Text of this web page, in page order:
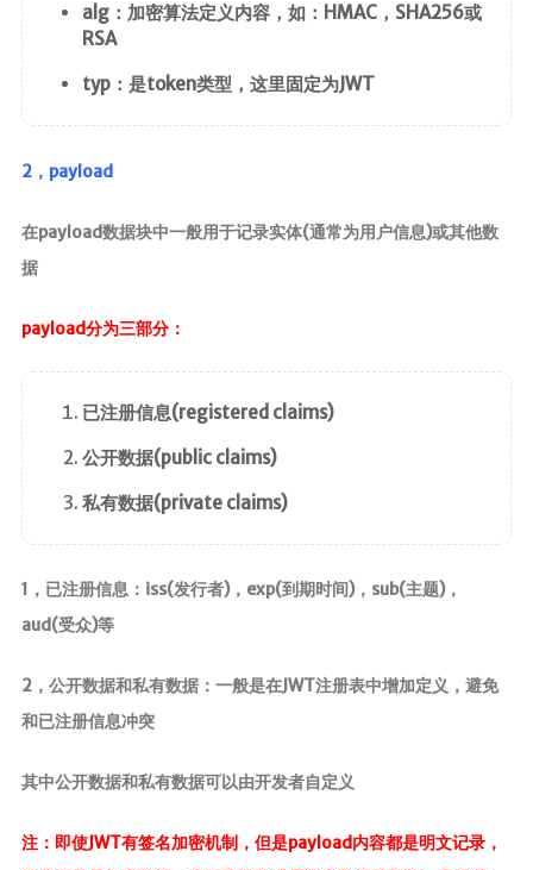
alg：加密算法定义内容，如：HMAC，SHA256或
RSA
typ：是token类型，这里固定为JWT
2，payload
在payload数据块中一般用于记录实体(通常为用户信息)或其他数
据
payload分为三部分：
已注册信息(registered claims)
公开数据(public claims)
私有数据(private claims)
1，已注册信息：iss(发行者)，exp(到期时间)，sub(主题)，
aud(受众)等
2，公开数据和私有数据：一般是在JWT注册表中增加定义，避免
和已注册信息冲突
其中公开数据和私有数据可以由开发者自定义
注：即使JWT有签名加密机制，但是payload内容都是明文记录，